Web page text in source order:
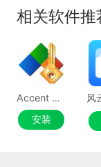
相关软件推
Accent Office Password Recovery
安装